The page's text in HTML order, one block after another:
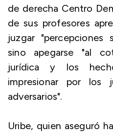
de derecha Centro
de sus profesores
juzgar "percepciones
sino apegarse "al
jurídica y los
impresionar por los
adversarios".
Uribe, quien aseguró